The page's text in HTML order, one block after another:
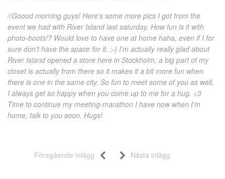
//Goood morning guys! Here’s some more pics I got from the
event we had with River Island last saturday. How fun is it with
photo-boots!? Would love to have one at home haha, even if I for
sure don’t have the space for it. ;-) I’m actually really glad about
River Island opened a store here in Stockholm, a big part of my
closet is actually from there so it makes it a bit more fun when
there is one in the same city. So fun to meet some of you as well,
I always get so happy when you come up to me for a hug. <3
Time to continue my meeting-marathon I have now when I’m
home, talk to you soon. Hugs!
Föregående inlägg Nästa inlägg